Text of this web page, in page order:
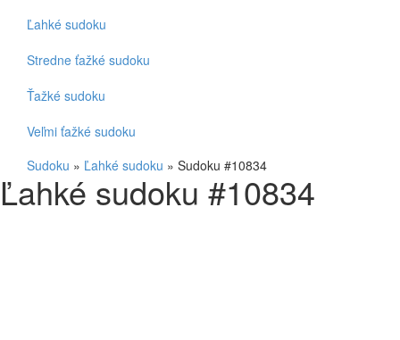
Ľahké sudoku
Stredne ťažké sudoku
Ťažké sudoku
Veľmi ťažké sudoku
Sudoku » Ľahké sudoku » Sudoku #10834
Ľahké sudoku #10834